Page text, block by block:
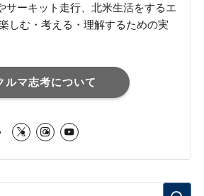
サーキット走行、北米生活をするエ
しむ・考える・理解するための実
ルマ志考について